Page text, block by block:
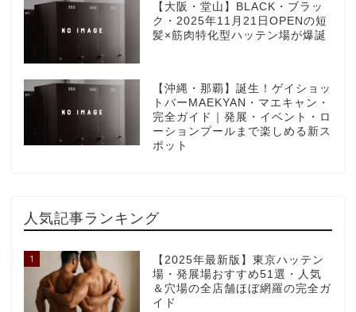
【大阪・堂山】BLACK・ブラッ
ク・2025年11月21日OPENの短
髪×筋肉特化型ハッテン場が爆誕
【沖縄・那覇】誕生！ゲイショッ
トバーMAEKYAN・マエキャン・
完全ガイド｜発展・イベント・ロ
ーションプールまで楽しめる新ス
ポット
人気記事ランキング
1
【2025年最新版】東京ハッテン
場・発展場おすすめ51選・人気
＆穴場の全店舗ほぼ網羅の完全ガ
イド